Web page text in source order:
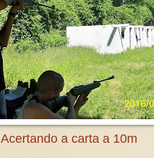
Acertando a carta a 10m